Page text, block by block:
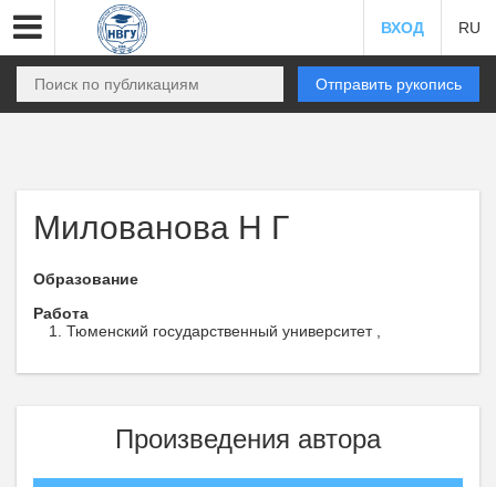
ВХОД RU
Отправить рукопись
Милованова Н Г
Образование
Работа
Тюменский государственный университет ,
Произведения автора